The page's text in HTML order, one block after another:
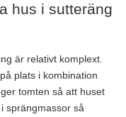
hus i sutteräng
är relativt komplext.
plats i kombination
tomten så att huset
sprängmassor så